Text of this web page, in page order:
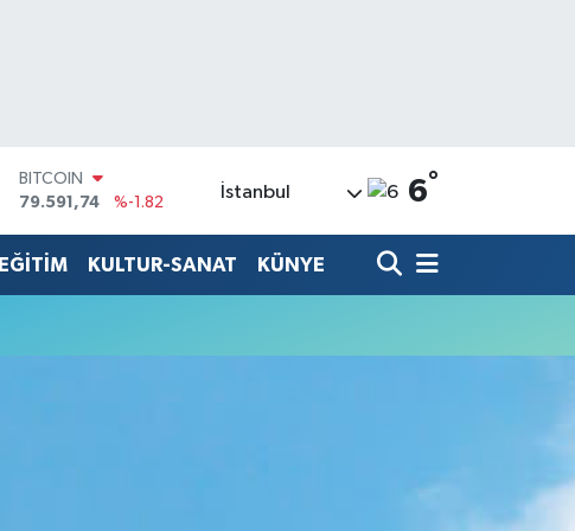
BITCOIN
79.591,74
%-1.82
45,43620
EURO
53,38690
%0.19
İstanbul 6°
EĞİTİM KULTUR-SANAT KÜNYE